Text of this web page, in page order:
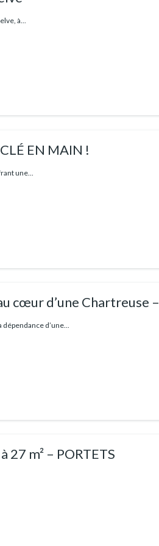
à...
EN MAIN !
une...
cœur d’une Chartreuse –
d’une...
27 m² – PORTETS